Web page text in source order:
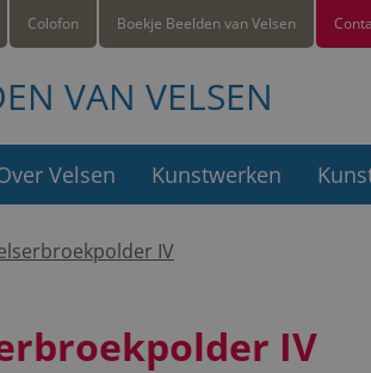
Boekje Beelden van Velsen
Colofon
VAN VELSEN
Velsen Kunstwerken
IV
IV